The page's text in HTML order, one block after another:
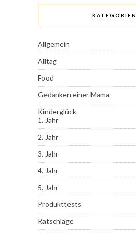
KATEGORIEN
Allgemein
Alltag
Food
Gedanken einer Mama
Kinderglück
1. Jahr
2. Jahr
3. Jahr
4. Jahr
5. Jahr
Produkttests
Ratschläge